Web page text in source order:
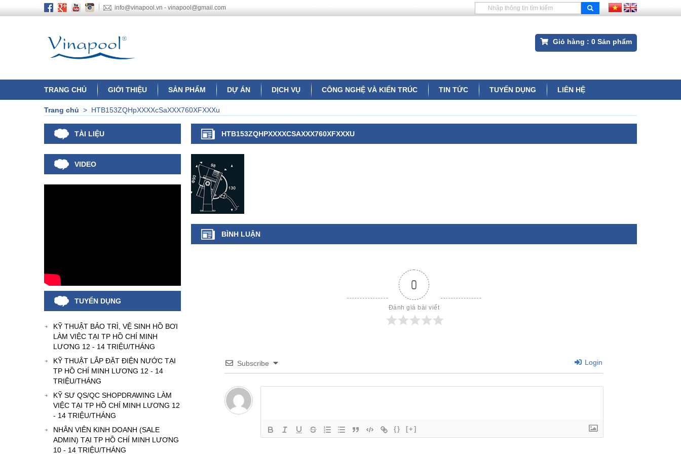
info@vinapool.vn - vinapool@gmail.com
Giỏ hàng : 0 Sản phẩm
TRANG CHỦ GIỚI THIỆU SẢN PHẨM DỰ ÁN DỊCH VỤ CÔNG NGHỆ VÀ KIẾN TRÚC TIN TỨC TUYỂN DỤNG LIÊN HỆ
Trang chủ > HTB153ZQHpXXXXcSaXXX760XFXXXu
TÀI LIỆU
VIDEO
TUYỂN DỤNG
KỸ THUẬT BẢO TRÌ, VỆ SINH HỒ BƠI
LÀM VIỆC TẠI TP HỒ CHÍ MINH
LƯƠNG 12 - 14 TRIỆU/THÁNG
KỸ THUẬT LẮP ĐẶT ĐIỆN NƯỚC TẠI
TP HỒ CHÍ MINH LƯƠNG 12 - 14
TRIỆU/THÁNG
KỸ SƯ QS/QC SHOPDRAWING LÀM
VIỆC TẠI TP HỒ CHÍ MINH LƯƠNG 12
- 14 TRIỆU/THÁNG
NHÂN VIÊN KINH DOANH (SALE
ADMIN) TẠI TP HỒ CHÍ MINH LƯƠNG
10 - 14 TRIỆU/THÁNG
HTB153ZQHPXXXXCSAXXX760XFXXXU
BÌNH LUẬN
0
Đánh giá bài viết
Subscribe Login
{} [+]